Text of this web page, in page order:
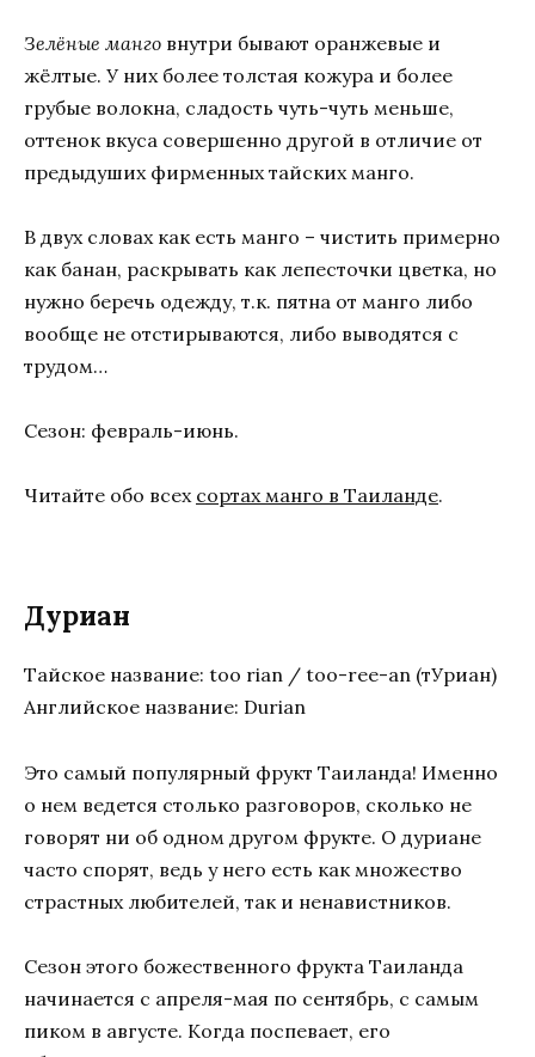
Зелёные манго внутри бывают оранжевые и
жёлтые. У них более толстая кожура и более
грубые волокна, сладость чуть-чуть меньше,
оттенок вкуса совершенно другой в отличие от
предыдуших фирменных тайских манго.
В двух словах как есть манго – чистить примерно
как банан, раскрывать как лепесточки цветка, но
нужно беречь одежду, т.к. пятна от манго либо
вообще не отстирываются, либо выводятся с
трудом…
Сезон: февраль-июнь.
Читайте обо всех сортах манго в Таиланде.
Дуриан
Тайское название: too rian / too-ree-an (тУриан)
Английское название: Durian
Это самый популярный фрукт Таиланда! Именно
о нем ведется столько разговоров, сколько не
говорят ни об одном другом фрукте. О дуриане
часто спорят, ведь у него есть как множество
страстных любителей, так и ненавистников.
Cезон этого божественного фрукта Таиланда
начинается с апреля-мая по сентябрь, с самым
пиком в августе. Когда поспевает, его